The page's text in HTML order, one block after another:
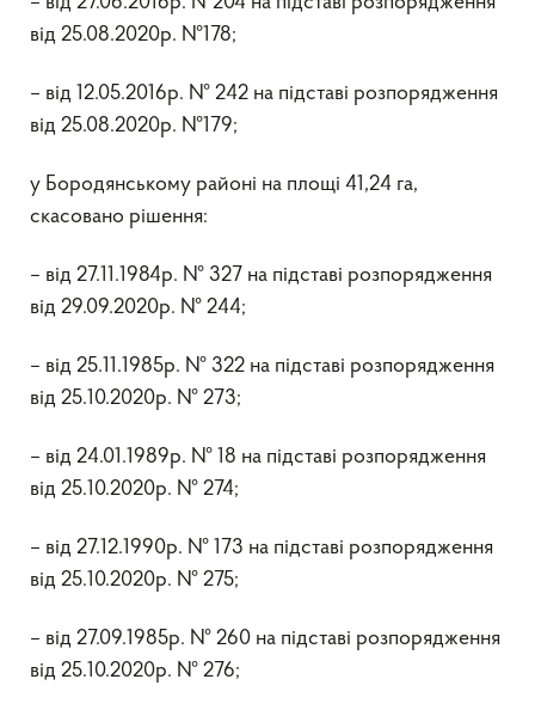
від 25.08.2020р. №178;
– від 12.05.2016р. № 242 на підставі розпорядження
від 25.08.2020р. №179;
у Бородянському районі на площі 41,24 га,
скасовано рішення:
– від 27.11.1984р. № 327 на підставі розпорядження
від 29.09.2020р. № 244;
– від 25.11.1985р. № 322 на підставі розпорядження
від 25.10.2020р. № 273;
– від 24.01.1989р. № 18 на підставі розпорядження
від 25.10.2020р. № 274;
– від 27.12.1990р. № 173 на підставі розпорядження
від 25.10.2020р. № 275;
– від 27.09.1985р. № 260 на підставі розпорядження
від 25.10.2020р. № 276;